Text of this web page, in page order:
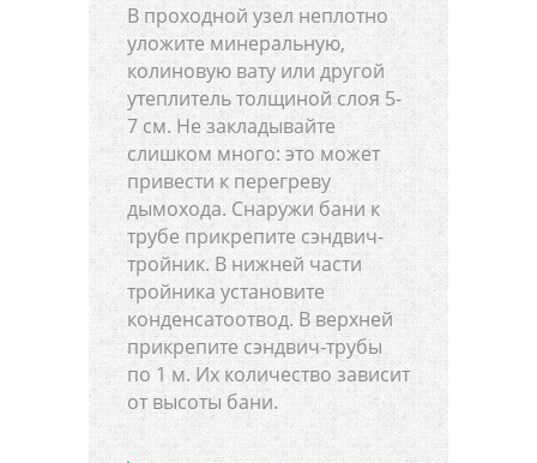
В проходной узел неплотно
уложите минеральную,
колиновую вату или другой
утеплитель толщиной слоя 5-
7 см. Не закладывайте
слишком много: это может
привести к перегреву
дымохода. Снаружи бани к
трубе прикрепите сэндвич-
тройник. В нижней части
тройника установите
конденсатоотвод. В верхней
прикрепите сэндвич-трубы
по 1 м. Их количество зависит
от высоты бани.